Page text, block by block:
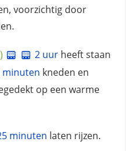
voorzichtig door
2 uurheeft staan
minuten kneden en
op een warme
minuten laten rijzen.